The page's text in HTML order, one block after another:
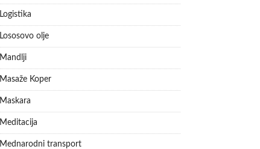
Logistika
Lososovo olje
Mandlji
Masaže Koper
Maskara
Meditacija
Mednarodni transport